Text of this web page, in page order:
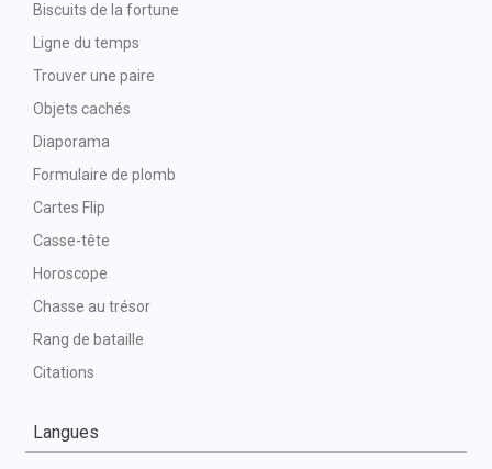
Biscuits de la fortune
Ligne du temps
Trouver une paire
Objets cachés
Diaporama
Formulaire de plomb
Cartes Flip
Casse-tête
Horoscope
Chasse au trésor
Rang de bataille
Citations
Langues